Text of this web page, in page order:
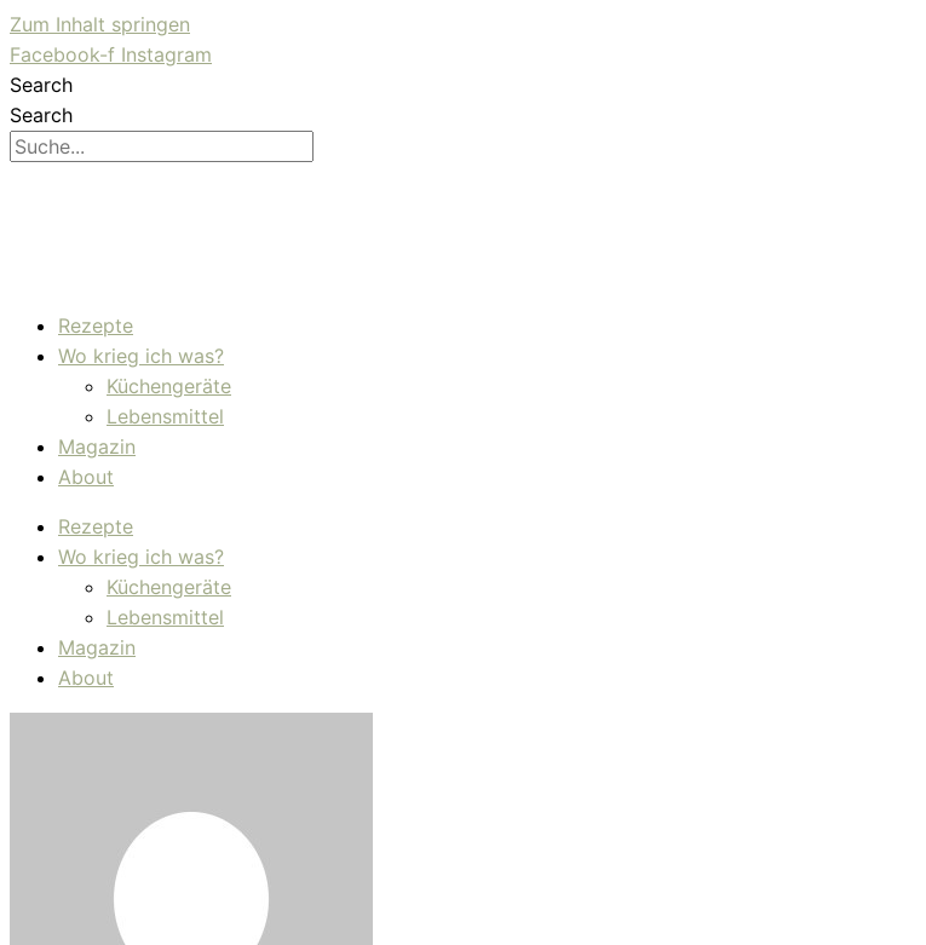
Zum Inhalt springen
Facebook-f Instagram
Search
Search
Rezepte
Wo krieg ich was?
Küchengeräte
Lebensmittel
Magazin
About
Rezepte
Wo krieg ich was?
Küchengeräte
Lebensmittel
Magazin
About